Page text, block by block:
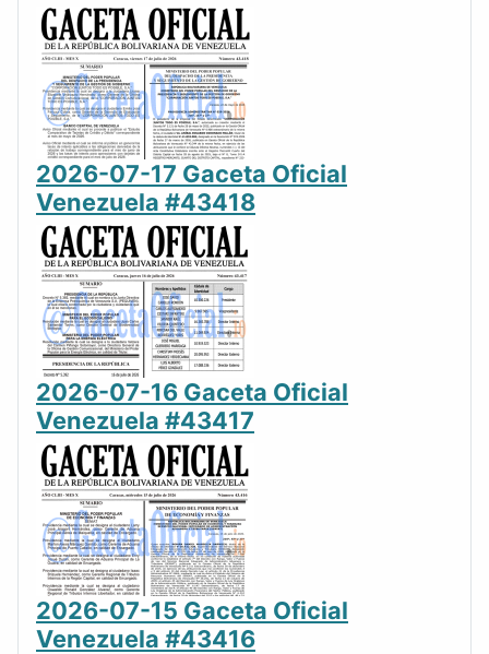
2026-07-17 Gaceta Oficial
Venezuela #43418
2026-07-16 Gaceta Oficial
Venezuela #43417
2026-07-15 Gaceta Oficial
Venezuela #43416